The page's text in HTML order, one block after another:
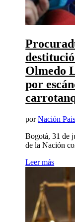
Olmedo
por
porNación
Bogotá, 31 de
de la Nación
Leer más